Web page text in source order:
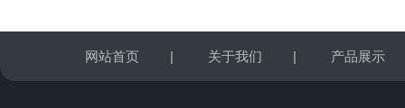
网站首页 | 关于我们 | 产品展示